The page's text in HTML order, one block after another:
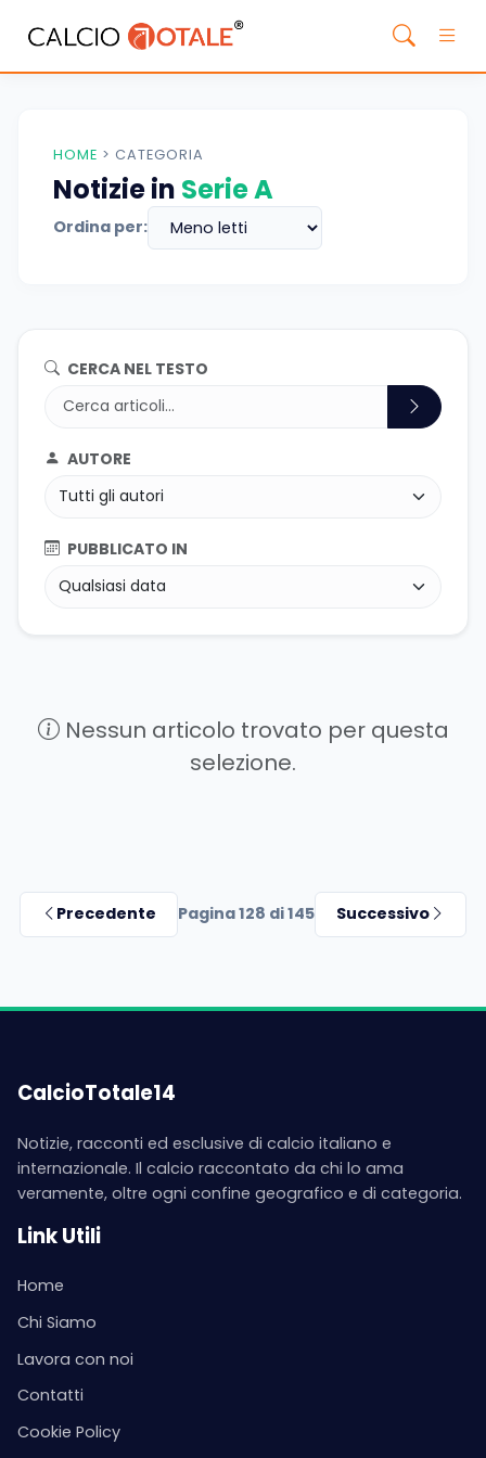
HOME > CATEGORIA
Notizie in Serie A
Ordina per:
CERCA NEL TESTO
AUTORE
PUBBLICATO IN
Nessun articolo trovato per questa
selezione.
Precedente Pagina 128 di 145 Successivo
CalcioTotale14
Notizie, racconti ed esclusive di calcio italiano e
internazionale. Il calcio raccontato da chi lo ama
veramente, oltre ogni confine geografico e di categoria.
Link Utili
Home
Chi Siamo
Lavora con noi
Contatti
Cookie Policy